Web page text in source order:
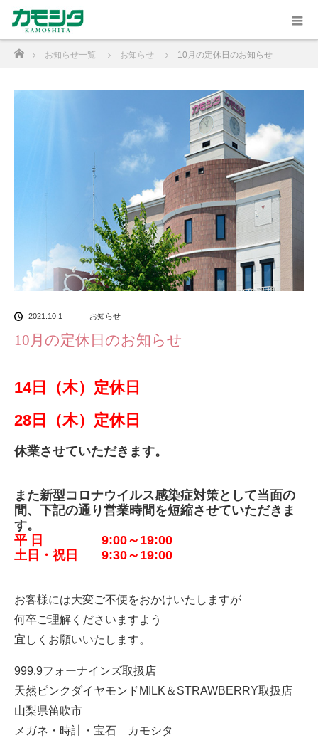
ホーム
お知らせ一覧 お知らせ 10月の定休日のお知らせ
2021.10.1 お知らせ
10月の定休日のお知らせ
14日（木）定休日
28日（木）定休日
休業させていただきます。
また新型コロナウイルス感染症対策として当面の
間、下記の通り営業時間を短縮させていただきま
す。
平 日 9:00～19:00
土日・祝日 9:30～19:00
お客様には大変ご不便をおかけいたしますが
何卒ご理解くださいますよう
宜しくお願いいたします。
999.9フォーナインズ取扱店
天然ピンクダイヤモンドMILK＆STRAWBERRY取扱店
山梨県笛吹市
メガネ・時計・宝石 カモシタ